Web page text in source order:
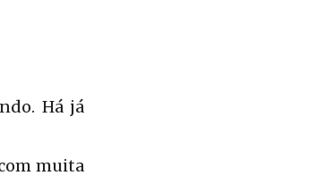
Há já
muita